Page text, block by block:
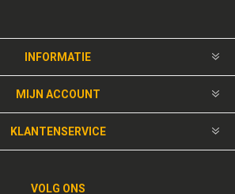
INFORMATIE
MIJN ACCOUNT
KLANTENSERVICE
VOLG ONS